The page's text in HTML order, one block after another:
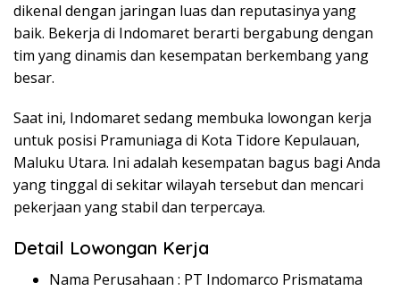
dikenal dengan jaringan luas dan reputasinya yang
baik. Bekerja di Indomaret berarti bergabung dengan
tim yang dinamis dan kesempatan berkembang yang
besar.
Saat ini, Indomaret sedang membuka lowongan kerja
untuk posisi Pramuniaga di Kota Tidore Kepulauan,
Maluku Utara. Ini adalah kesempatan bagus bagi Anda
yang tinggal di sekitar wilayah tersebut dan mencari
pekerjaan yang stabil dan terpercaya.
Detail Lowongan Kerja
Nama Perusahaan : PT Indomarco Prismatama